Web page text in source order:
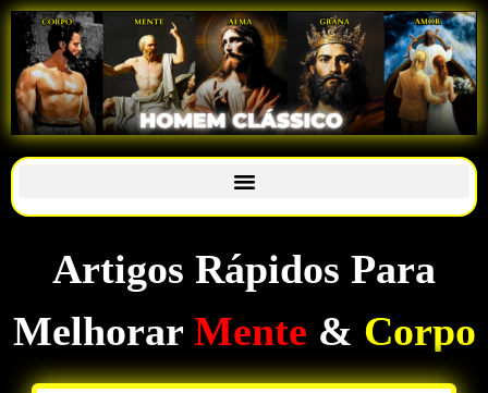
Artigos Rápidos Para
Melhorar Mente & Corpo